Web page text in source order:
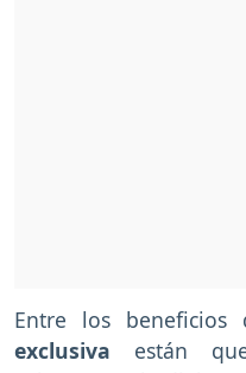
Entre los beneficios
exclusiva están